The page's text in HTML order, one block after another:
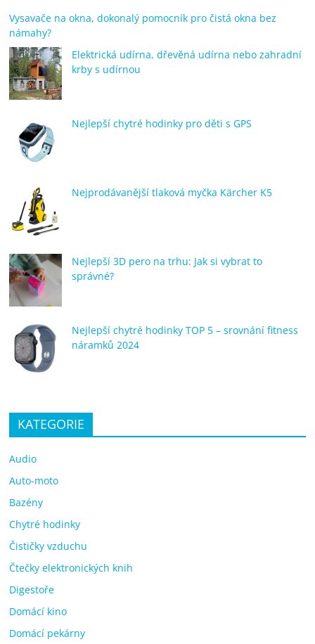
Vysavače na okna, dokonalý pomocník pro čistá okna bez
námahy?
Elektrická udírna, dřevěná udírna nebo zahradní
krby s udírnou
Nejlepší chytré hodinky pro děti s GPS
Nejprodávanější tlaková myčka Kärcher K5
Nejlepší 3D pero na trhu: Jak si vybrat to
správné?
Nejlepší chytré hodinky TOP 5 – srovnání fitness
náramků 2024
KATEGORIE
Audio
Auto-moto
Bazény
Chytré hodinky
Čističky vzduchu
Čtečky elektronických knih
Digestoře
Domácí kino
Domácí pekárny